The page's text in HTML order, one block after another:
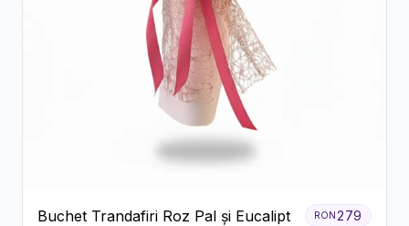
Buchet Trandafiri Roz Pal și Eucalipt RON279